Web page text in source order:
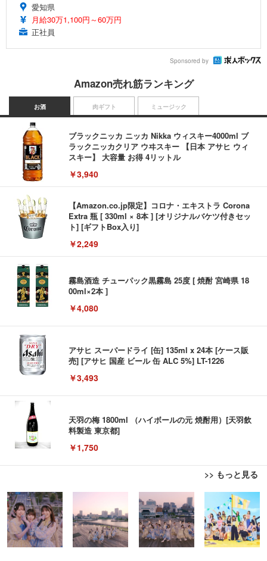
愛知県
月給30万1,100円～60万円
正社員
Sponsored by
Amazon売れ筋ランキング
お酒
ブラックニッカ ニッカ Nikka ウィスキー4000ml ブ
ラックニッカクリア ウヰスキー 【日本 アサヒ ウィ
スキー】 大容量 お得 4リットル
￥3,940
【Amazon.co.jp限定】コロナ・エキストラ Corona
Extra 瓶 [ 330ml × 8本 ] [オリジナルバケツ付きセッ
ト] [ギフトBox入り]
￥2,249
霧島酒造 チューパック黒霧島 25度 [ 焼酎 宮崎県 18
00ml×2本 ]
￥4,080
アサヒ スーパードライ [缶] 135ml x 24本 [ケース販
売] [アサヒ 国産 ビール 缶 ALC 5%] LT-1226
￥3,493
天羽の梅 1800ml （ハイボールの元 焼酎用）[天羽飲
料製造 東京都]
￥1,750
>> もっと見る
肉ギフト
松阪牛 グルメ ハンバーグ 【誕生日ギフトセット】
誕生日プレゼント 高級 ハンバーグ 肉 ギフト 牛肉
食べ物 冷凍 高級 内祝 お返し 人気 お取り寄せ グル
メ 出産 男性 土産 女性 お父さん お母さん
￥4,000
ミュージック
マイケル・ジャクソン Ｔｈｉｓ Ｉｓ Ｉｔ